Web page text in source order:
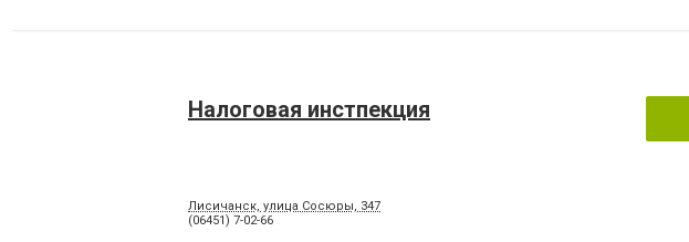
Налоговая инстпекция
Лисичанск, улица Сосюры, 347
(06451) 7-02-66